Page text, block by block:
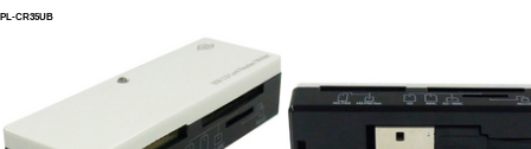
PL-CR35UB